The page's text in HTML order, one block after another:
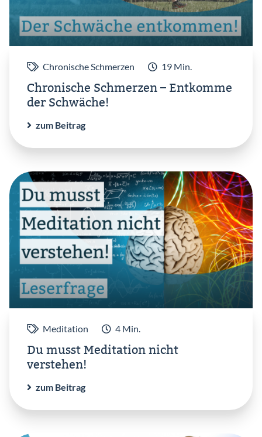
Chronische Schmerzen 19 Min.
Chronische Schmerzen – Entkomme
der Schwäche!
zum Beitrag
Meditation 4 Min.
Du musst Meditation nicht
verstehen!
zum Beitrag